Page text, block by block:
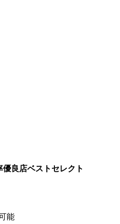
良店ベストセレクト
能